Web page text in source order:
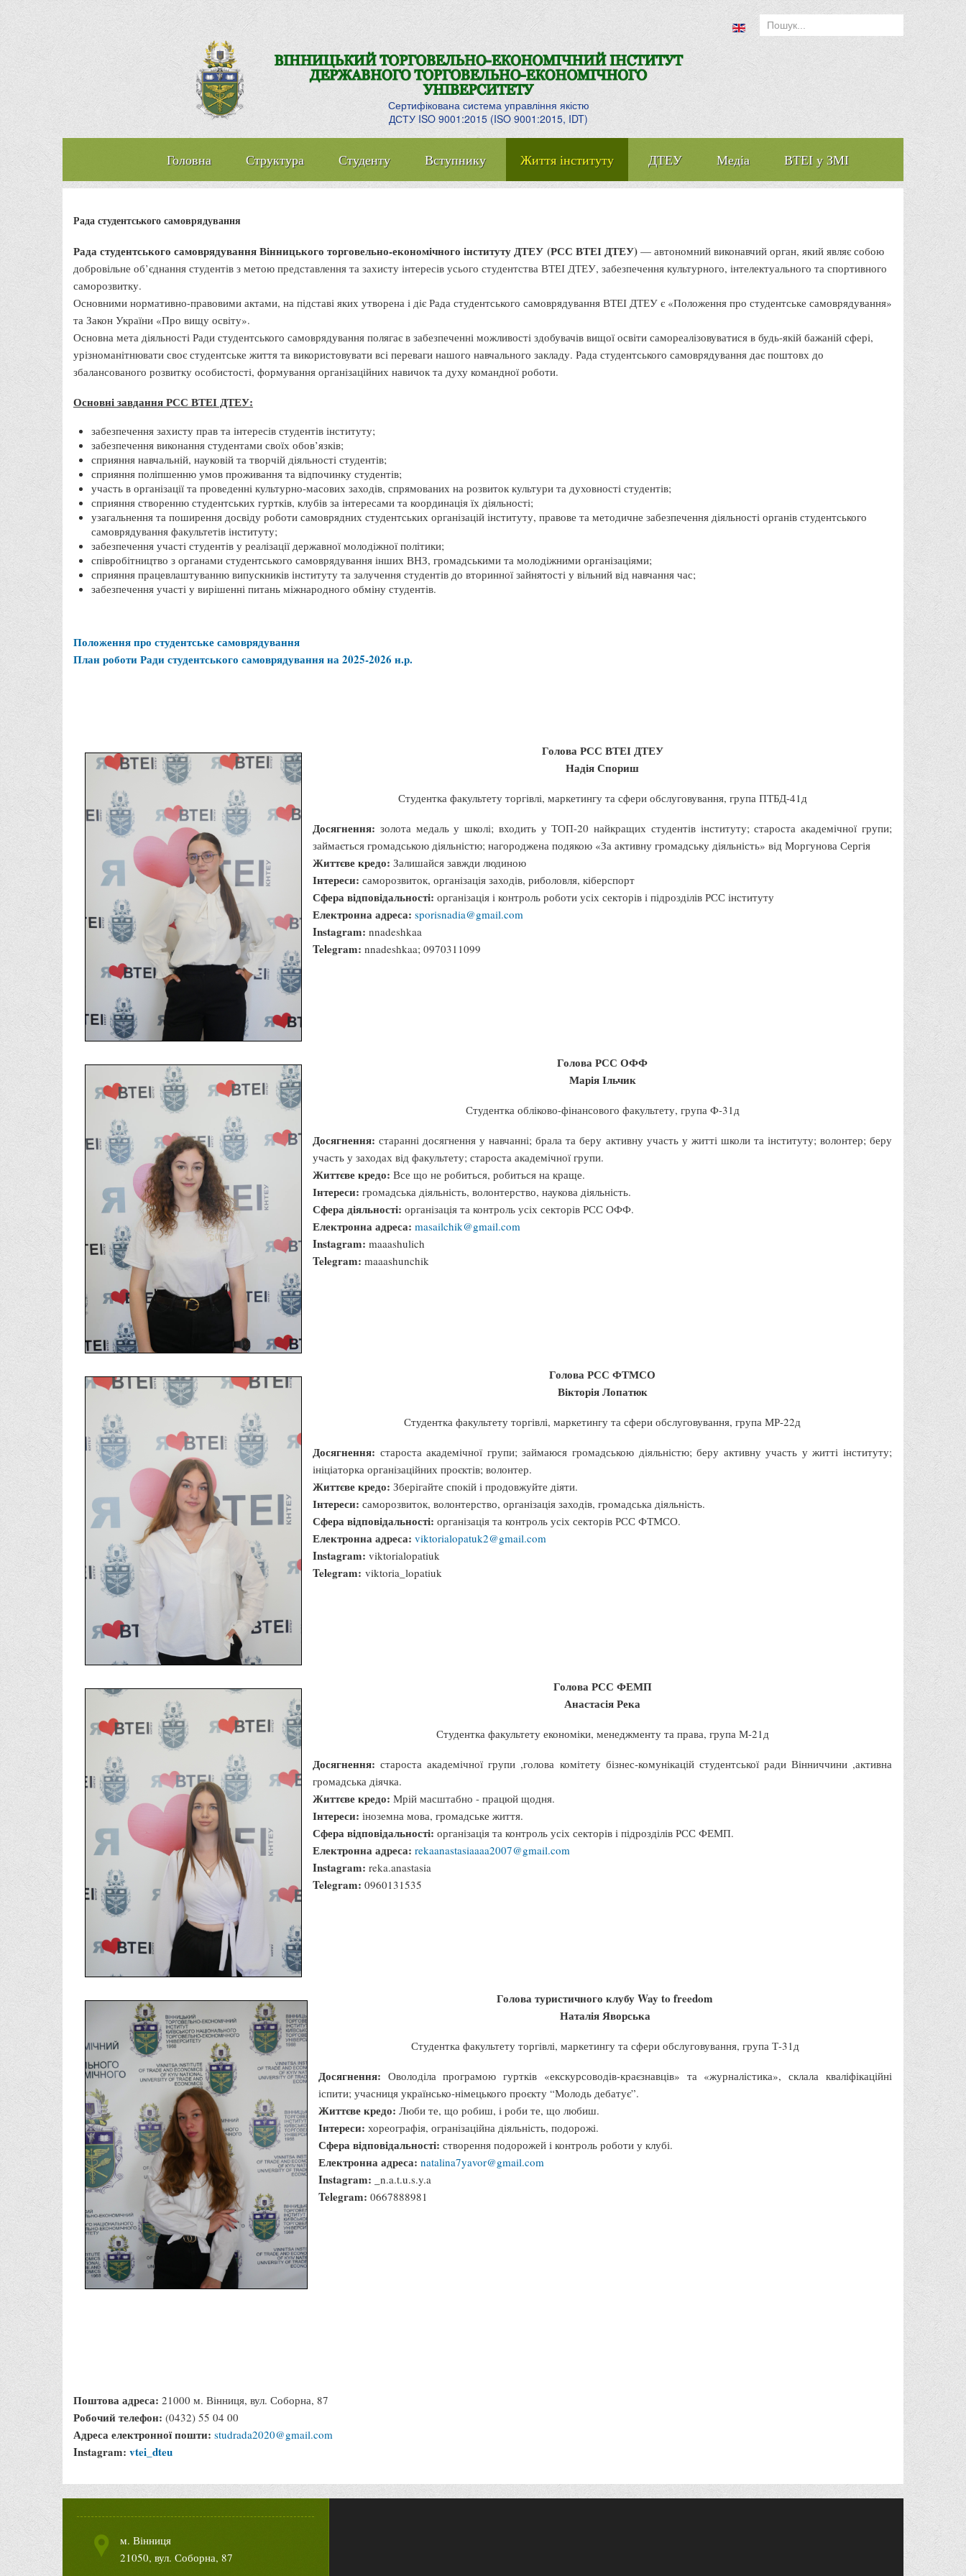
Сертифікована система управління якістю
ДСТУ ISO 9001:2015 (ISO 9001:2015, IDT)
Головна Структура Студенту Вступнику Життя інституту ДТЕУ Медіа ВТЕІ у ЗМІ
Рада студентського самоврядування
Рада студентського самоврядування Вінницького торговельно-економічного інституту ДТЕУ (РСС ВТЕІ ДТЕУ) — автономний виконавчий орган, який являє собою
добровільне об’єднання студентів з метою представлення та захисту інтересів усього студентства ВТЕІ ДТЕУ, забезпечення культурного, інтелектуального та спортивного
саморозвитку.
Основними нормативно-правовими актами, на підставі яких утворена і діє Рада студентського самоврядування ВТЕІ ДТЕУ є «Положення про студентське самоврядування»
та Закон України «Про вищу освіту».
Основна мета діяльності Ради студентського самоврядування полягає в забезпеченні можливості здобувачів вищої освіти самореалізовуватися в будь-якій бажаній сфері,
урізноманітнювати своє студентське життя та використовувати всі переваги нашого навчального закладу. Рада студентського самоврядування дає поштовх до
збалансованого розвитку особистості, формування організаційних навичок та духу командної роботи.
Основні завдання РСС ВТЕІ ДТЕУ:
забезпечення захисту прав та інтересів студентів інституту;
забезпечення виконання студентами своїх обов’язків;
сприяння навчальній, науковій та творчій діяльності студентів;
сприяння поліпшенню умов проживання та відпочинку студентів;
участь в організації та проведенні культурно-масових заходів, спрямованих на розвиток культури та духовності студентів;
сприяння створенню студентських гуртків, клубів за інтересами та координація їх діяльності;
узагальнення та поширення досвіду роботи самоврядних студентських організацій інституту, правове та методичне забезпечення діяльності органів студентського
самоврядування факультетів інституту;
забезпечення участі студентів у реалізації державної молодіжної політики;
співробітництво з органами студентського самоврядування інших ВНЗ, громадськими та молодіжними організаціями;
сприяння працевлаштуванню випускників інституту та залучення студентів до вторинної зайнятості у вільний від навчання час;
забезпечення участі у вирішенні питань міжнародного обміну студентів.
Положення про студентське самоврядування
План роботи Ради студентського самоврядування на 2025-2026 н.р.
Голова РСС ВТЕІ ДТЕУ
Надія Спориш
Студентка факультету торгівлі, маркетингу та сфери обслуговування, група ПТБД-41д
Досягнення: золота медаль у школі; входить у ТОП-20 найкращих студентів інституту; староста академічної групи;
займається громадською діяльністю; нагороджена подякою «За активну громадську діяльність» від Моргунова Сергія
Життєве кредо: Залишайся завжди людиною
Інтереси: саморозвиток, організація заходів, риболовля, кіберспорт
Сфера відповідальності: організація і контроль роботи усіх секторів і підрозділів РСС інституту
Електронна адреса: sporisnadia@gmail.com
Instagram: nnadeshkaa
Telegram: nnadeshkaa; 0970311099
Голова РСС ОФФ
Марія Ільчик
Студентка обліково-фінансового факультету, група Ф-31д
Досягнення: старанні досягнення у навчанні; брала та беру активну участь у житті школи та інституту; волонтер; беру
участь у заходах від факультету; староста академічної групи.
Життєве кредо: Все що не робиться, робиться на краще.
Інтереси: громадська діяльність, волонтерство, наукова діяльність.
Сфера діяльності: організація та контроль усіх секторів РСС ОФФ.
Електронна адреса: masailchik@gmail.com
Instagram: maaashulich
Telegram: maaashunchik
Голова РСС ФТМСО
Вікторія Лопатюк
Студентка факультету торгівлі, маркетингу та сфери обслуговування, група МР-22д
Досягнення: староста академічної групи; займаюся громадською діяльністю; беру активну участь у житті інституту;
ініціаторка організаційних проєктів; волонтер.
Життєве кредо: Зберігайте спокій і продовжуйте діяти.
Інтереси: саморозвиток, волонтерство, організація заходів, громадська діяльність.
Сфера відповідальності: організація та контроль усіх секторів РСС ФТМСО.
Електронна адреса: viktorialopatuk2@gmail.com
Instagram: viktorialopatiuk
Telegram: viktoria_lopatiuk
Голова РСС ФЕМП
Анастасія Река
Студентка факультету економіки, менеджменту та права, група М-21д
Досягнення: староста академічної групи ,голова комітету бізнес-комунікацій студентської ради Вінниччини ,активна
громадська діячка.
Життєве кредо: Мрій масштабно - працюй щодня.
Інтереси: іноземна мова, громадське життя.
Сфера відповідальності: організація та контроль усіх секторів і підрозділів РСС ФЕМП.
Електронна адреса: rekaanastasiaaaa2007@gmail.com
Instagram: reka.anastasia
Telegram: 0960131535
Голова туристичного клубу Way to freedom
Наталія Яворська
Студентка факультету торгівлі, маркетингу та сфери обслуговування, група Т-31д
Досягнення: Оволоділа програмою гуртків «екскурсоводів-краєзнавців» та «журналістика», склала кваліфікаційні
іспити; учасниця українсько-німецького проєкту “Молодь дебатує”.
Життєве кредо: Люби те, що робиш, і роби те, що любиш.
Інтереси: хореографія, огранізаційна діяльність, подорожі.
Сфера відповідальності: створення подорожей і контроль роботи у клубі.
Електронна адреса: natalina7yavor@gmail.com
Instagram: _n.a.t.u.s.y.a
Telegram: 0667888981
Поштова адреса: 21000 м. Вінниця, вул. Соборна, 87
Робочий телефон: (0432) 55 04 00
Адреса електронної пошти: studrada2020@gmail.com
Instagram: vtei_dteu
м. Вінниця
21050, вул. Соборна, 87